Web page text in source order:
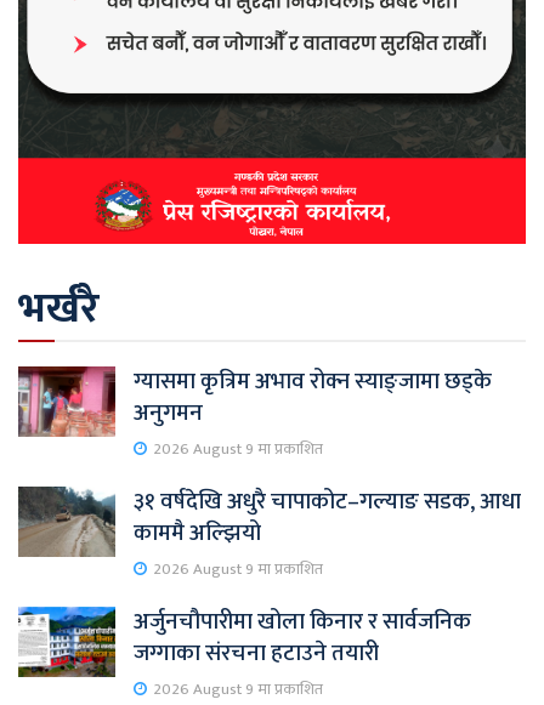
भर्खरै
ग्यासमा कृत्रिम अभाव रोक्न स्याङ्जामा छड्के
अनुगमन
2026 August 9 मा प्रकाशित
३१ वर्षदेखि अधुरै चापाकोट–गल्याङ सडक, आधा
काममै अल्झियो
2026 August 9 मा प्रकाशित
अर्जुनचौपारीमा खोला किनार र सार्वजनिक
जग्गाका संरचना हटाउने तयारी
2026 August 9 मा प्रकाशित